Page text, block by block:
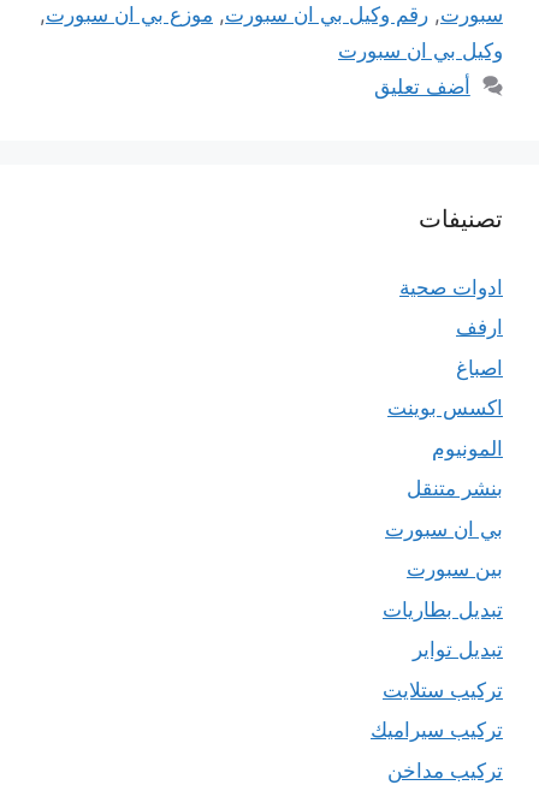
سبورت, رقم وكيل بي ان سبورت, موزع بي ان سبورت,
وكيل بي ان سبورت
أضف تعليق
تصنيفات
ادوات صحية
ارفف
اصباغ
اكسس بوينت
المونيوم
بنشر متنقل
بي ان سبورت
بين سبورت
تبديل بطاريات
تبديل تواير
تركيب ستلايت
تركيب سيراميك
تركيب مداخن